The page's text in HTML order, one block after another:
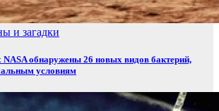
и загадки
обнаружены 26 новых видов бактерий,
условиям